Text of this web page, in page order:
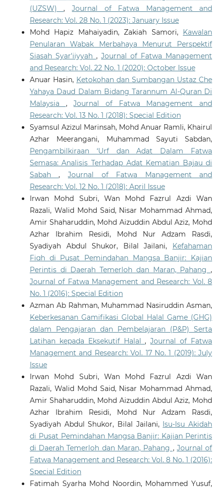
(UZSW), Journal of Fatwa Management and
Research: Vol. 28 No. 1 (2023): January Issue
Mohd Hapiz Mahaiyadin, Zakiah Samori, Kawalan
Penularan Wabak Merbahaya Menurut Perspektif
Siasah Syar'iiyyah ,Journal of Fatwa Management
and Research: Vol. 22 No. 1 (2020): October Issue
Anuar Hasin, Ketokohan dan Sumbangan Ustaz Che
Yahaya Daud Dalam Bidang Tarannum Al-Quran Di
Malaysia ,Journal of Fatwa Management and
Research: Vol. 13 No. 1 (2018): Special Edition
Syamsul Azizul Marinsah, Mohd Anuar Ramli, Khairul
Azhar Meerangani, Muhammad Sayuti Sabdan,
Pengambilkiraan ‘Urf dan Adat Dalam Fatwa
Semasa: Analisis Terhadap Adat Kematian Bajau di
Sabah, Journal of Fatwa Management and
Research: Vol. 12 No. 1 (2018): April Issue
Irwan Mohd Subri, Wan Mohd Fazrul Azdi Wan
Razali, Walid Mohd Said, Nisar Mohammad Ahmad,
Amir Shaharuddin, Mohd Aizuddin Abdul Aziz, Mohd
Azhar Ibrahim Residi, Mohd Nur Adzam Rasdi,
Syadiyah Abdul Shukor, Bilal Jailani, Kefahaman
Fiqh di Pusat Pemindahan Mangsa Banjir: Kajian
Perintis di Daerah Temerloh dan Maran, Pahang,
Journal of Fatwa Management and Research: Vol. 8
No. 1 (2016): Special Edition
Azman Ab Rahman, Muhammad Nasiruddin Asman,
Keberkesanan Gamifikasi Global Halal Game (GHG)
dalam Pengajaran dan Pembelajaran (P&P) Serta
Latihan kepada Eksekutif Halal,Journal of Fatwa
Management and Research: Vol. 17 No. 1 (2019): July
Issue
Irwan Mohd Subri, Wan Mohd Fazrul Azdi Wan
Razali, Walid Mohd Said, Nisar Mohammad Ahmad,
Amir Shaharuddin, Mohd Aizuddin Abdul Aziz, Mohd
Azhar Ibrahim Residi, Mohd Nur Adzam Rasdi,
Syadiyah Abdul Shukor, Bilal Jailani, Isu-Isu Akidah
di Pusat Pemindahan Mangsa Banjir: Kajian Perintis
di Daerah Temerloh dan Maran, Pahang , Journal of
Fatwa Management and Research: Vol. 8 No. 1 (2016):
Special Edition
Fatimah Syarha Mohd Noordin, Mohammed Yusuf,